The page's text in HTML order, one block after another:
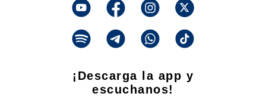
¡Descarga la app y
escuchanos!